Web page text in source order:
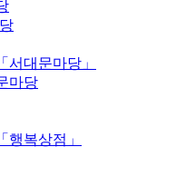
서대문마당」
마당
행복상점」